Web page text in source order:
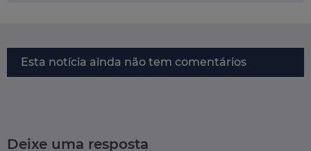
Esta notícia ainda não tem comentários
Deixe uma resposta